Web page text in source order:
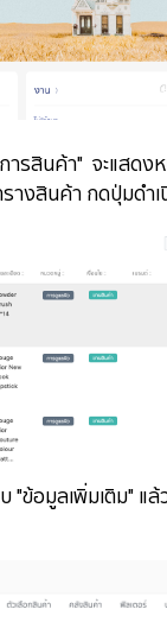
ารสินค้า" จะแสดง
งสินค้า กดปุ่มดำเ
"ข้อมูลเพิ่มเติม" แล้